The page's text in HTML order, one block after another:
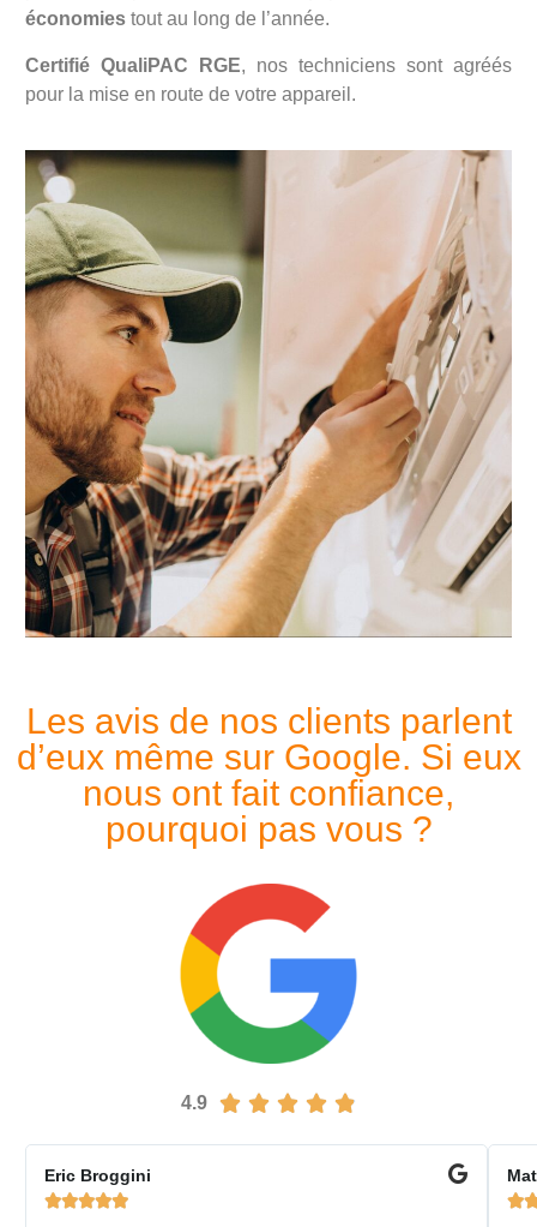
économies tout au long de l’année.
Certifié QualiPAC RGE, nos techniciens sont agréés
pour la mise en route de votre appareil.
Les avis de nos clients parlent
d’eux même sur Google. Si eux
nous ont fait confiance,
pourquoi pas vous ?
4.9     
Eric Broggini
 